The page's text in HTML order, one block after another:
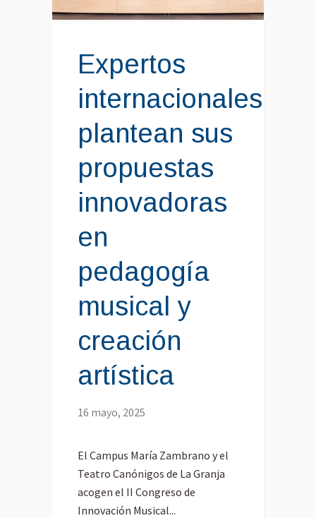
Expertos
internacionales
plantean sus
propuestas
innovadoras
en
pedagogía
musical y
creación
artística
16 mayo, 2025
El Campus María Zambrano y el
Teatro Canónigos de La Granja
acogen el II Congreso de
Innovación Musical...